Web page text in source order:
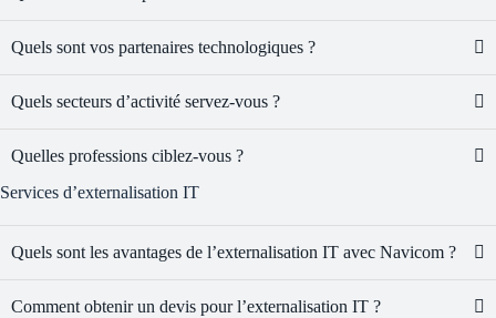
Quels sont vos partenaires technologiques ?
Quels secteurs d’activité servez-vous ?
Quelles professions ciblez-vous ?
Services d’externalisation IT
Quels sont les avantages de l’externalisation IT avec Navicom ?
Comment obtenir un devis pour l’externalisation IT ?